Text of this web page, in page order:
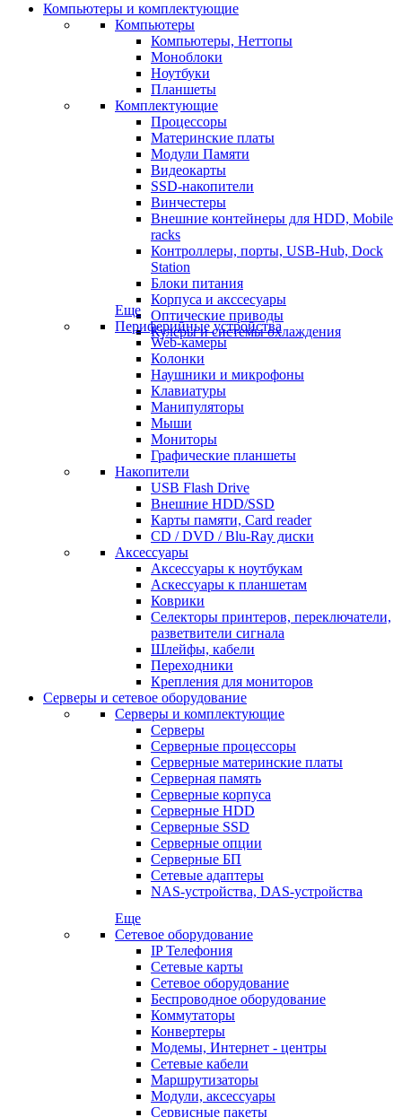
Компьютеры и комплектующие
Компьютеры
Компьютеры, Неттопы
Моноблоки
Ноутбуки
Планшеты
Комплектующие
Процессоры
Материнские платы
Модули Памяти
Видеокарты
SSD-накопители
Винчестеры
Внешние контейнеры для HDD, Mobile
racks
Контроллеры, порты, USB-Hub, Dock
Station
Блоки питания
Корпуса и акссесуары
Оптические приводы
Кулеры и системы охлаждения
Еще
Периферийные устройства
Web-камеры
Колонки
Наушники и микрофоны
Клавиатуры
Манипуляторы
Мыши
Мониторы
Графические планшеты
Накопители
USB Flash Drive
Внешние HDD/SSD
Карты памяти, Card reader
CD / DVD / Blu-Ray диски
Аксессуары
Аксессуары к ноутбукам
Аскессуары к планшетам
Коврики
Селекторы принтеров, переключатели,
разветвители сигнала
Шлейфы, кабели
Переходники
Крепления для мониторов
Серверы и сетевое оборудование
Серверы и комплектующие
Серверы
Серверные процессоры
Серверные материнские платы
Серверная память
Серверные корпуса
Серверные HDD
Серверные SSD
Серверные опции
Серверные БП
Сетевые адаптеры
NAS-устройства, DAS-устройства
Еще
Сетевое оборудование
IP Телефония
Сетевые карты
Сетевое оборудование
Беспроводное оборудование
Коммутаторы
Конвертеры
Модемы, Интернет - центры
Сетевые кабели
Маршрутизаторы
Модули, аксессуары
Сервисные пакеты